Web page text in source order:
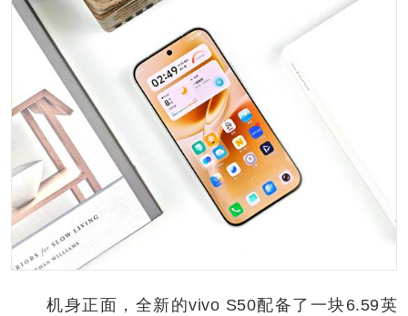
机身正面，全新的vivo S50配备了一块6.59英